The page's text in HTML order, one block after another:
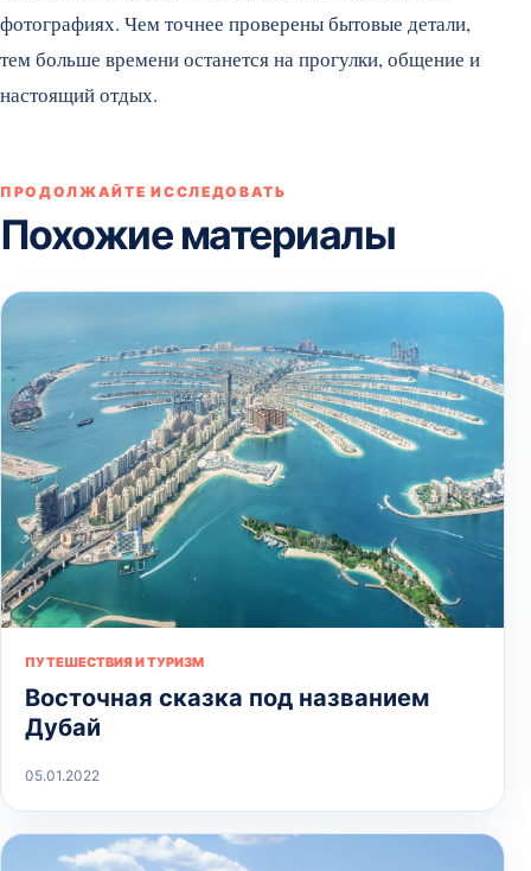
фотографиях. Чем точнее проверены бытовые детали,
тем больше времени останется на прогулки, общение и
настоящий отдых.
ПРОДОЛЖАЙТЕ ИССЛЕДОВАТЬ
Похожие материалы
ПУТЕШЕСТВИЯ И ТУРИЗМ
Восточная сказка под названием
Дубай
05.01.2022